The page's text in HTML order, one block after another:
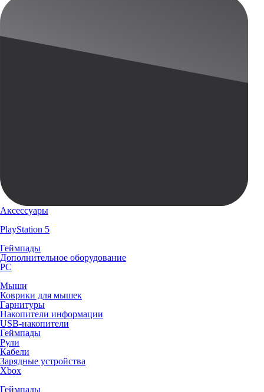
Аксессуары
PlayStation 5
Геймпады
Дополнительное оборудование
PC
Мыши
Коврики для мышек
Гарнитуры
Накопители информации
USB-накопители
Геймпады
Рули
Кабели
Зарядные устройства
Xbox
Геймпады